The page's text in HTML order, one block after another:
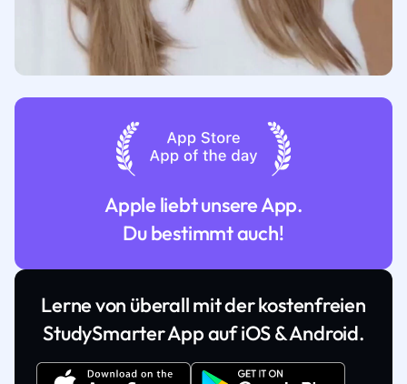
Apple liebt unsere App.
Du bestimmt auch!
Lerne von überall mit der kostenfreien
StudySmarter App auf iOS & Android.